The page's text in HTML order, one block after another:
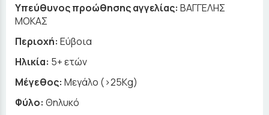
Yπεύθυνος προώθησης αγγελίας: ΒΑΓΓΕΛΗΣ
ΜΟΚΑΣ
Περιοχή: Εύβοια
Ηλικία: 5+ ετών
Μέγεθος: Μεγάλο (>25Kg)
Φύλο: Θηλυκό